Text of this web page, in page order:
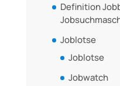
Definition
Joblotse
Joblotse
Jobwatch